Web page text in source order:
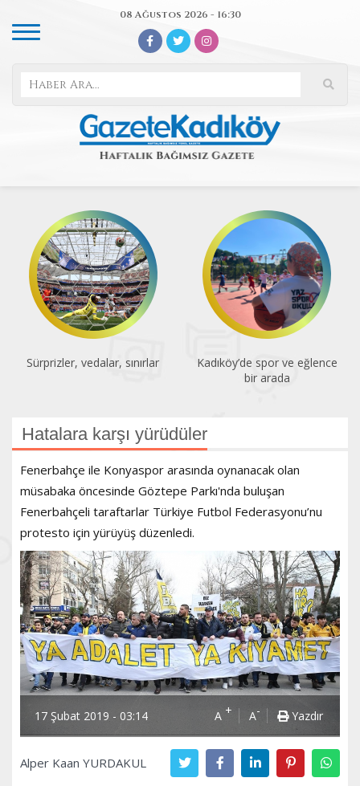
08 Ağustos 2026 - 16:30
Sürprizler, vedalar, sınırlar
Kadıköy’de spor ve eğlence
bir arada
Hatalara karşı yürüdüler
Fenerbahçe ile Konyaspor arasında oynanacak olan
müsabaka öncesinde Göztepe Parkı'nda buluşan
Fenerbahçeli taraftarlar Türkiye Futbol Federasyonu’nu
protesto için yürüyüş düzenledi.
17 Şubat 2019 - 03:14 A + A- Yazdır
Alper Kaan YURDAKUL